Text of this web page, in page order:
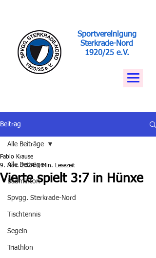
Sportvereinigung
Sterkrade-Nord
1920/25 e.V.
Beitrag
Alle Beiträge
Badminton
Spvgg. Sterkrade-Nord
Tischtennis
Segeln
Triathlon
Alle Beiträge
Vierte spielt 3:7 in Hünxe
Fabio Krause
9. Nov. 2024 1 Min. Lesezeit